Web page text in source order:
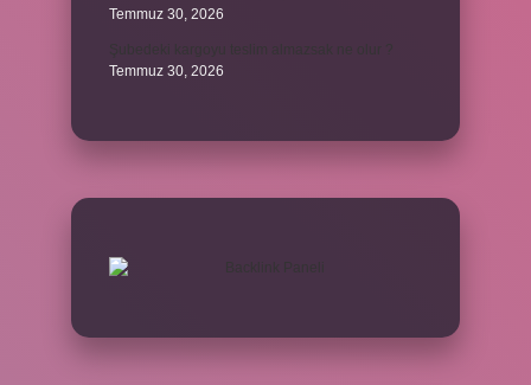
Temmuz 30, 2026
Temmuz 30, 2026